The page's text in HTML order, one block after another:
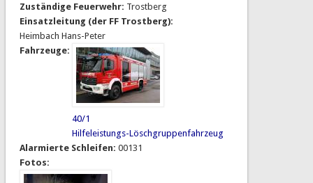
Zuständige Feuerwehr: Trostberg
Einsatzleitung (der FF Trostberg):
Heimbach Hans-Peter
Fahrzeuge:
40/1
Hilfeleistungs-Löschgruppenfahrzeug
Alarmierte Schleifen: 00131
Fotos: